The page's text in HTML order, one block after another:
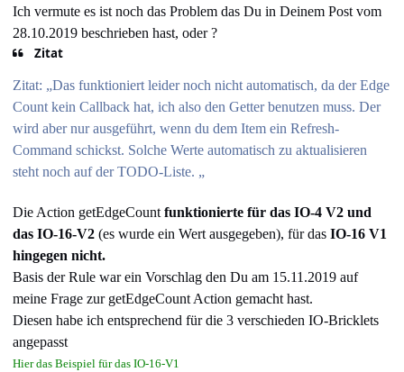
Ich vermute es ist noch das Problem das Du in Deinem Post vom
28.10.2019 beschrieben hast, oder ?
Zitat
Zitat: „Das funktioniert leider noch nicht automatisch, da der Edge
Count kein Callback hat, ich also den Getter benutzen muss. Der
wird aber nur ausgeführt, wenn du dem Item ein Refresh-
Command schickst. Solche Werte automatisch zu aktualisieren
steht noch auf der TODO-Liste. „
Die Action getEdgeCount funktionierte für das IO-4 V2 und
das IO-16-V2 (es wurde ein Wert ausgegeben), für das IO-16 V1
hingegen nicht.
Basis der Rule war ein Vorschlag den Du am 15.11.2019 auf
meine Frage zur getEdgeCount Action gemacht hast.
Diesen habe ich entsprechend für die 3 verschieden IO-Bricklets
angepasst
Hier das Beispiel für das IO-16-V1